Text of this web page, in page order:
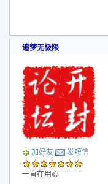
追梦无极限
加好友 发短信
一直在用心